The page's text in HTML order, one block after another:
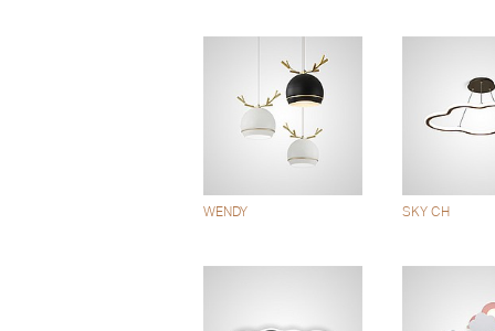
WENDY SKY CH